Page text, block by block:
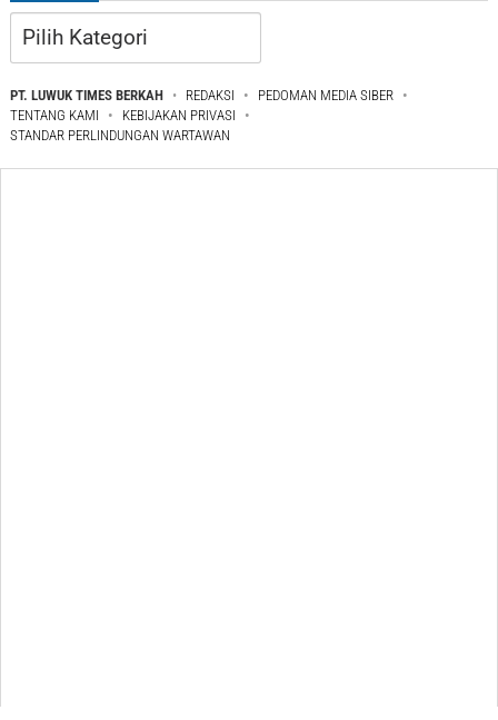
Kategori
PT. LUWUK TIMES BERKAH REDAKSI
PEDOMAN MEDIA SIBER
TENTANG KAMI
KEBIJAKAN PRIVASI
STANDAR PERLINDUNGAN WARTAWAN